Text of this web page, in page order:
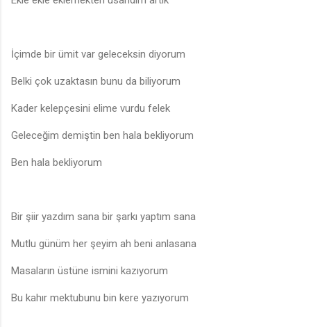
İçimde bir ümit var geleceksin diyorum
Belki çok uzaktasın bunu da biliyorum
Kader kelepçesini elime vurdu felek
Geleceğim demiştin ben hala bekliyorum
Ben hala bekliyorum
Bir şiir yazdım sana bir şarkı yaptım sana
Mutlu günüm her şeyim ah beni anlasana
Masaların üstüne ismini kazıyorum
Bu kahır mektubunu bin kere yazıyorum